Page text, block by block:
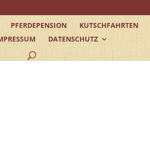
PFERDEPENSION KUTSCHFAHRTEN
DATENSCHUTZ